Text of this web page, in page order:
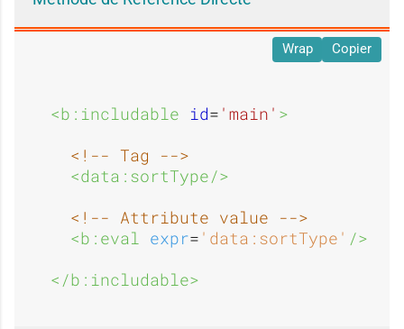
a
l
<b:includable id= 'main' >
<!-- Tag -->
<data:sortType/>
<!-- Attribute value -->
<b:eval expr= 'data:sortType' />
</b:includable>
Wrap Copier